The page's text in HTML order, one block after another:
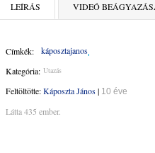
LEÍRÁS VIDEÓ
Címkék:
káposztajanos
Kategória: Utazás
Feltöltötte:Káposzta János| 10 éve
Látta 435 ember.